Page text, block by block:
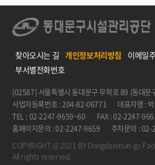
찾아오시는 길 개인정보처리방침
이메일
부서별전화번호
[02587] 서울특별시 동대문구 무학로 89 (동대문
사업자등록번호 : 204-82-06771
대표자
TEL : 02-2247-9659~60
FAX : 02-2247-
홈페이지문의 : 02-2247-9659
주차문의 :
COPYRIGHT @ 2021 BY Dongdaemun-gu
All rights reserved.